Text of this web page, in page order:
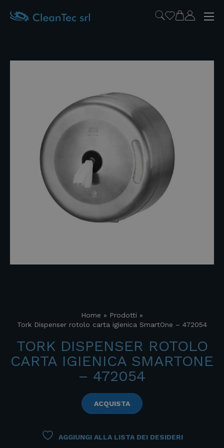
Home » Prodotti »
Tork Dispenser rotolo carta igienica SmartOne – 472054
TORK DISPENSER ROTOLO
CARTA IGIENICA SMARTONE
– 472054
ACQUISTA
AGGIUNGI ALLA LISTA DEI DESIDERI